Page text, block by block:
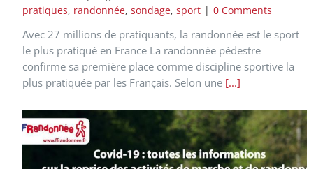
pratiques, randonnée, sondage, sport | 0 Comments
Avec 27 millions de pratiquants, la randonnée est le sport
le plus pratiqué en France La randonnée pédestre
confirme sa première place comme discipline sportive la
plus pratiquée par les Français. Selon une [...]